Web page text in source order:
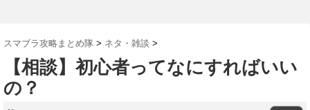
スマブラ攻略まとめ隊 > ネタ・雑談 >
【相談】初心者ってなにすればいい
の？